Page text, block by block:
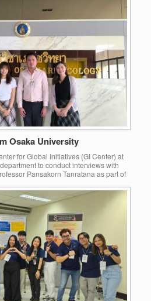
Osaka University
for Global Initiatives (GI Center) at
to conduct interviews with
Pansakorn Tanratana as part of